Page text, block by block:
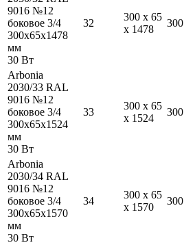
9016 №12
боковое 3/4
300x65x1478
мм
30 Вт
32
300 x 65
x 1478
300
Arbonia
2030/33 RAL
9016 №12
боковое 3/4
300x65x1524
мм
30 Вт
33
300 x 65
x 1524
300
Arbonia
2030/34 RAL
9016 №12
боковое 3/4
300x65x1570
мм
30 Вт
34
300 x 65
x 1570
300